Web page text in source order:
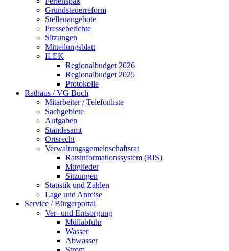
Grundsteuerreform
Stellenangebote
Presseberichte
Sitzungen
Mitteilungsblatt
ILEK
Regionalbudget 2026
Regionalbudget 2025
Protokolle
Rathaus / VG Buch
Mitarbeiter / Telefonliste
Sachgebiete
Aufgaben
Standesamt
Ortsrecht
Verwaltungsgemeinschaftsrat
Ratsinformationssystem (RIS)
Mitglieder
Sitzungen
Statistik und Zahlen
Lage und Anreise
Service / Bürgerportal
Ver- und Entsorgung
Müllabfuhr
Wasser
Abwasser